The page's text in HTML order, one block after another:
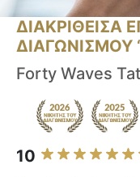
ΔΙΑΚΡΙΘΕΙΣΑ
ΔΙΑΓΩΝΙΣΜΟΥ
Forty Waves
10